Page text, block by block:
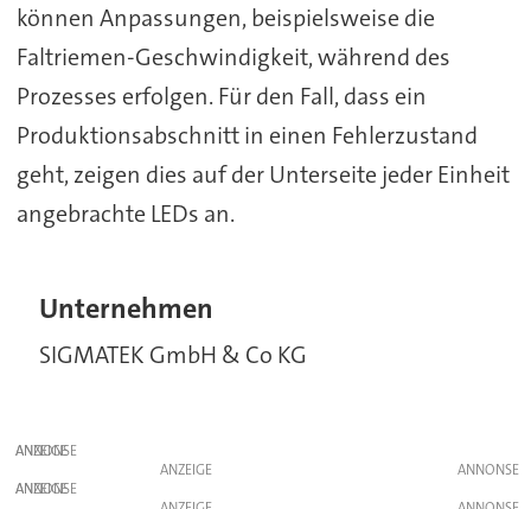
können Anpassungen, beispielsweise die
Faltriemen-Geschwindigkeit, während des
Prozesses erfolgen. Für den Fall, dass ein
Produktionsabschnitt in einen Fehlerzustand
geht, zeigen dies auf der Unterseite jeder Einheit
angebrachte LEDs an.
Unternehmen
SIGMATEK GmbH & Co KG
ANZEIGE
ANZEIGE
ANZEIGE